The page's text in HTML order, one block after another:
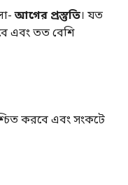
আগের প্রস্তুতি। যত
এবং তত বেশি
করবে এবং সংকটে